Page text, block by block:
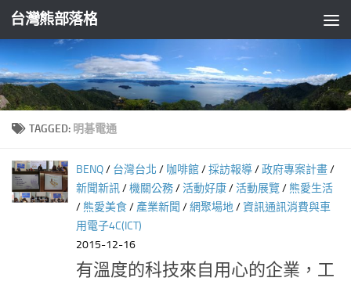
Skip to content
台灣熊部落格
TAGGED: 明碁電通
BENQ/ 台灣台北 / 咖啡館/採訪報導/政府專案計畫/
新聞新訊/機關公務/活動好康/活動展覽/ 熊愛生活
/ 熊愛美食/ 產業新聞 /網聚場地/資訊通訊消費與車
用電子4C(ICT)
2015-12-16
有溫度的科技來自用心的企業，工